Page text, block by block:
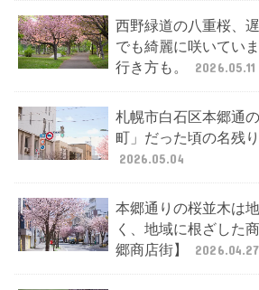
西野緑道の八重桜、
でも綺麗に咲いてい
行き方も。
2026.05.11
札幌市白石区本郷通
町」だった頃の名残り
2026.05.04
本郷通りの桜並木は
く、地域に根ざした
郷商店街】
2026.04.27